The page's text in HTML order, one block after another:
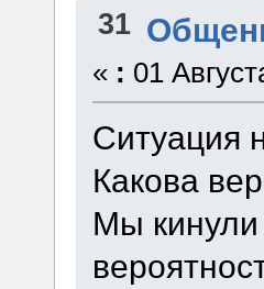
31
« : 01
Ситуация
Какова
Мы